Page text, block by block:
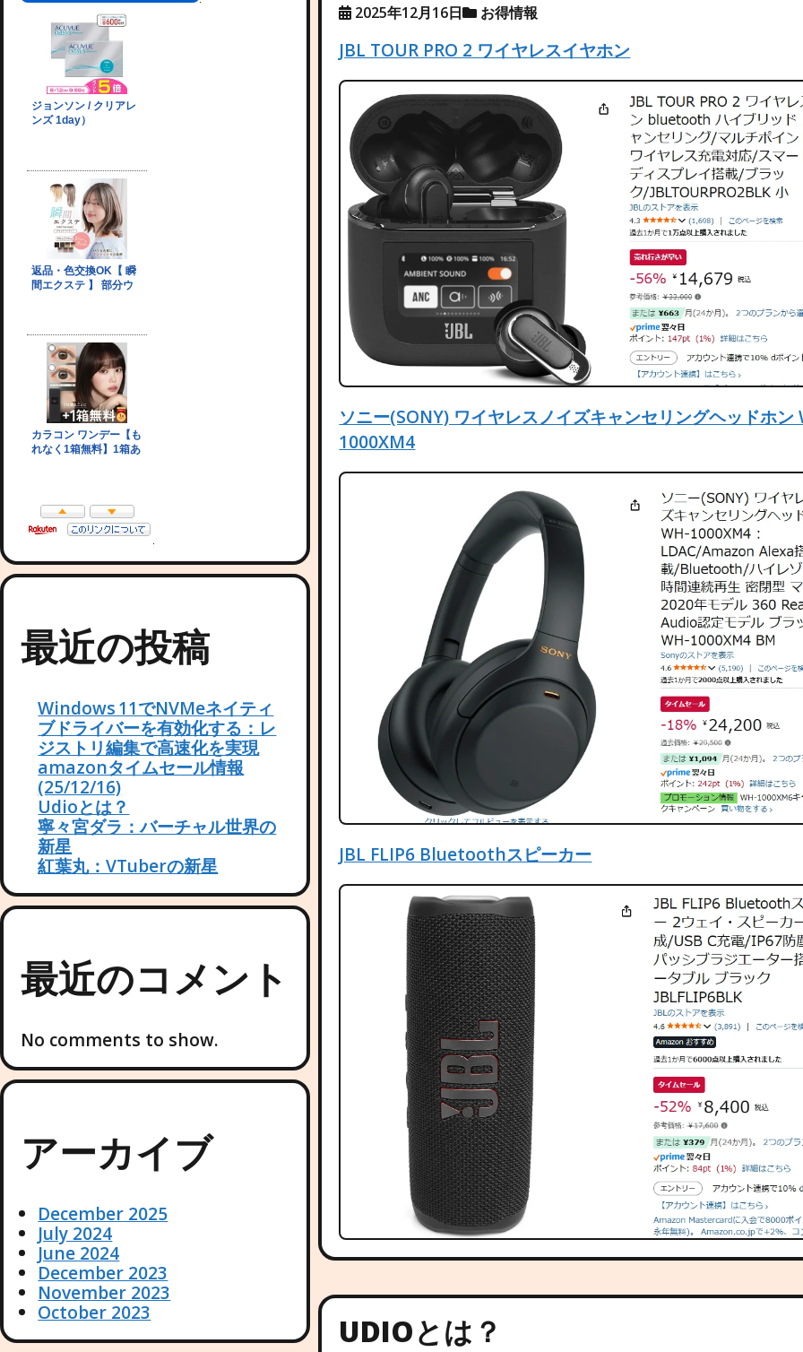
最近の投稿
Windows 11でNVMeネイティ
ブドライバーを有効化する：レ
ジストリ編集で高速化を実現
amazonタイムセール情報
(25/12/16)
Udioとは？
寧々宮ダラ：バーチャル世界の
新星
紅葉丸：VTuberの新星
最近のコメント
No comments to show.
アーカイブ
December 2025
July 2024
June 2024
December 2023
November 2023
October 2023
2025年12月16日 お得情報
JBL TOUR PRO 2 ワイヤレスイヤホン
ソニー(SONY) ワイヤレスノイズキャンセリングヘッドホン
1000XM4
JBL FLIP6 Bluetoothスピーカー
UDIOとは？